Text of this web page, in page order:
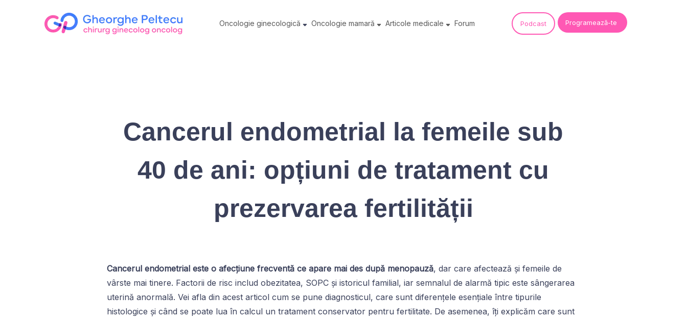
Oncologie ginecologică Oncologie mamară Articole medicale Forum Podcast Programează-te
Cancerul endometrial la femeile sub
40 de ani: opțiuni de tratament cu
prezervarea fertilității
Cancerul endometrial este o afecțiune frecventă ce apare mai des după menopauză, dar care afectează și femeile de
vârste mai tinere. Factorii de risc includ obezitatea, SOPC și istoricul familial, iar semnalul de alarmă tipic este sângerarea
uterină anormală. Vei afla din acest articol cum se pune diagnosticul, care sunt diferențele esențiale între tipurile
histologice și când se poate lua în calcul un tratament conservator pentru fertilitate. De asemenea, îți explicăm care sunt